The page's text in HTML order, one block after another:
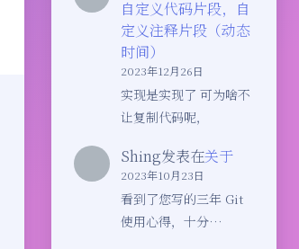
自定义代码片段，自
定义注释片段（动态
时间）
2023年12月26日
实现是实现了 可为啥不
让复制代码呢，
Shing发表在关于
2023年10月23日
看到了您写的三年 Git
使用心得，十分…